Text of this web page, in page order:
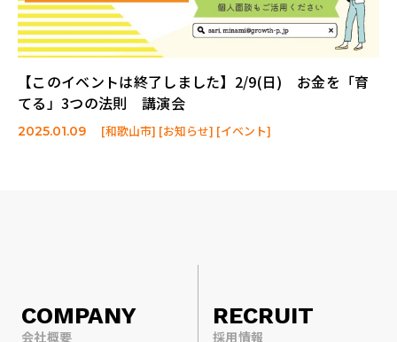
【このイベントは終了しました】2/9(日) お金を「育
てる」3つの法則 講演会
2025.01.09 [和歌山市] [お知らせ] [イベント]
COMPANY
会社概要
RECRUIT
採用情報